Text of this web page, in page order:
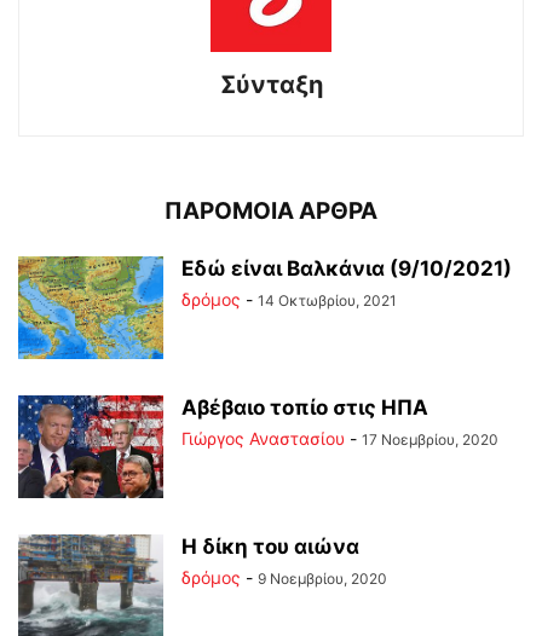
Σύνταξη
ΠΑΡΟΜΟΙΑ ΑΡΘΡΑ
Εδώ είναι Βαλκάνια (9/10/2021)
δρόμος - 14 Οκτωβρίου, 2021
Αβέβαιο τοπίο στις ΗΠΑ
Γιώργος Αναστασίου - 17 Νοεμβρίου, 2020
Η δίκη του αιώνα
δρόμος - 9 Νοεμβρίου, 2020